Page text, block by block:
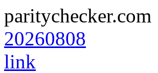
paritychecker.com
20260808
link